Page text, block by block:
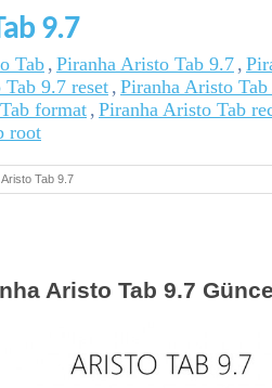
9.7
Tab , Piranha Aristo Tab 9.7 ,
9.7 reset , Piranha Aristo
format , Piranha Aristo Tab
root
Tab 9.7
Aristo Tab 9.7